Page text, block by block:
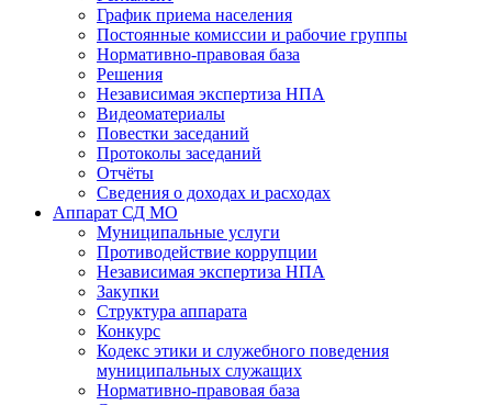
График приема населения
Постоянные комиссии и рабочие группы
Нормативно-правовая база
Решения
Независимая экспертиза НПА
Видеоматериалы
Повестки заседаний
Протоколы заседаний
Отчёты
Сведения о доходах и расходах
Аппарат СД МО
Муниципальные услуги
Противодействие коррупции
Независимая экспертиза НПА
Закупки
Структура аппарата
Конкурс
Кодекс этики и служебного поведения
муниципальных служащих
Нормативно-правовая база